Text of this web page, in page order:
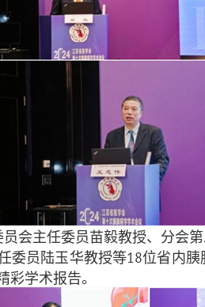
会主任委员苗毅教授、分会
委员陆玉华教授等18位省内胰
学术报告。